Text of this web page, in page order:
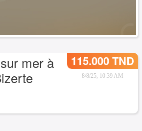
mer à
115.000 TND
8/8/25, 10:39 AM